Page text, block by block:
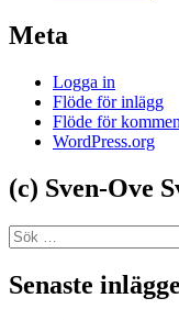
Meta
Logga in
Flöde för inlägg
Flöde för
WordPress.org
(c) Sven-Ove
Sök
efter:
Senaste